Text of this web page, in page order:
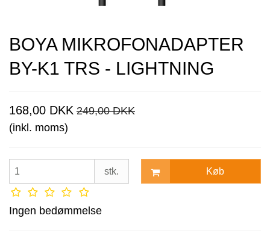
BOYA MIKROFONADAPTER
BY-K1 TRS - LIGHTNING
168,00 DKK 249,00 DKK
(inkl. moms)
stk. Køb
Ingen bedømmelse